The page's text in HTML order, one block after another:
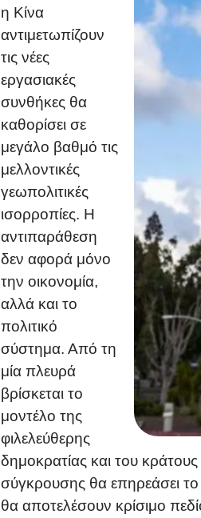
η Κίνα
αντιμετωπίζουν
τις νέες
εργασιακές
συνθήκες θα
καθορίσει σε
μεγάλο βαθμό τις
μελλοντικές
γεωπολιτικές
ισορροπίες. Η
αντιπαράθεση
δεν αφορά μόνο
την οικονομία,
αλλά και το
πολιτικό
σύστημα. Από τη
μία πλευρά
βρίσκεται το
μοντέλο της
φιλελεύθερης
δημοκρατίας και του
σύγκρουσης θα επηρεάσει το
θα αποτελέσουν κρίσιμο